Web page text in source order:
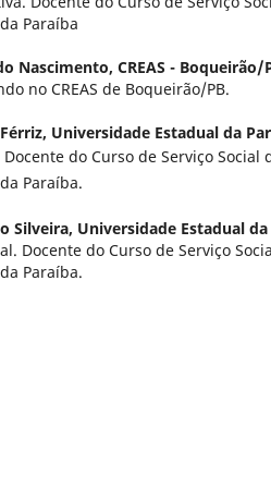
Paraíba
Nascimento, CREAS - Boqueirão/
no CREAS de Boqueirão/PB.
Universidade Estadual da
do Curso de Serviço Social
Paraíba.
Silveira, Universidade Estadual
Docente do Curso de Serviço
Paraíba.